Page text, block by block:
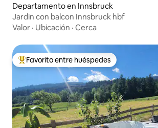
Departamento en Innsbruck
Jardin con balcon Innsbruck hbf
Valor · Ubicación · Cerca
De los mejores en Favorito entre huéspedes
Favorito entre huéspedes